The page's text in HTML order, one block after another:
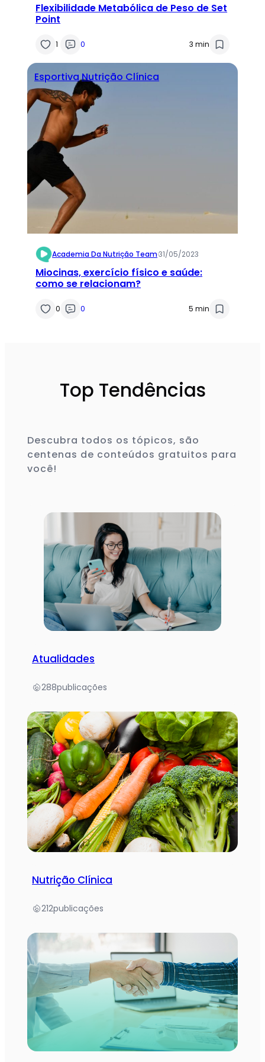
Flexibilidade Metabólica de Peso de Set
Point
1 0 3 min
EsportivaNutrição Clínica
Academia Da Nutrição Team·31/05/2023
Miocinas, exercício físico e saúde:
como se relacionam?
0 0 5 min
Top Tendências
Descubra todos os tópicos, são
centenas de conteúdos gratuitos para
você!
Atualidades
288publicações
Nutrição Clínica
212publicações